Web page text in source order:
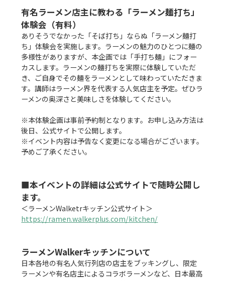
有名ラーメン店主に教わる「ラーメン麺打ち」
体験会（有料）
ありそうでなかった「そば打ち」ならぬ「ラーメン麺打
ち」体験会を実施します。ラーメンの魅力のひとつに麺の
多様性がありますが、本企画では「手打ち麺」にフォー
カスします。ラーメンの麺打ちを実際に体験していただ
き、ご自身でその麺をラーメンとして味わっていただきま
す。講師はラーメン界を代表する人気店主を予定。ぜひラ
ーメンの奥深さと美味しさを体験してください。
※本体験企画は事前予約制となります。お申し込み方法は
後日、公式サイトで公開します。
※イベント内容は予告なく変更になる場合がございます。
予めご了承ください。
■本イベントの詳細は公式サイトで随時公開し
ます。
https://ramen.walkerplus.com/kitchen/
ラーメンWalkerキッチンについて
日本各地の有名人気行列店の店主をブッキングし、限定
ラーメンや有名店主によるコラボラーメンなど、日本最高